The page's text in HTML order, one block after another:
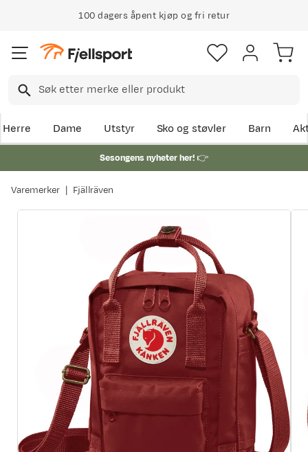
100 dagers åpent kjøp og fri retur
Herre Dame Utstyr Sko og støvler Barn
Sesongens nyheter her!👉
Varemerker Fjällräven